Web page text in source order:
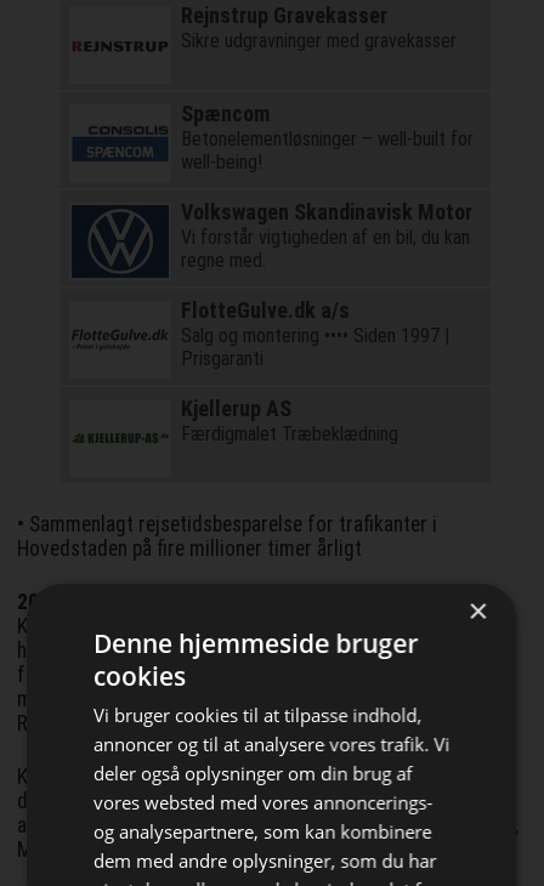
Bliv opdateret hver dag
Rejnstrup Gravekasser
Sikre udgravninger med gravekasser
Spæncom
Betonelementløsninger – well-built for
well-being!
Volkswagen Skandinavisk Motor
Vi forstår vigtigheden af en bil, du kan
regne med.
FlotteGulve.dk a/s
Salg og montering •••• Siden 1997 |
Prisgaranti
Kjellerup AS
Færdigmalet Træbeklædning
• Sammenlagt rejsetidsbesparelse for trafikanter i
Hovedstaden på fire millioner timer årligt
20 års kamp
Københavnertunnelgruppen blev dannet i 2005 og siden da
har vi arbejdet for en østlig ringvej, der på én gang øger
fremkommeligheden, mindsker trængslen i byen og
muliggør byudvikling i blandt andet Østhavnen, på
Refshaleøen og Lynetteholm.
Københavnertunnelgruppen er en bred interesseforening,
der rummer store organisationer på både lønmodtager- og
arbejdsgiversiden: Danske Byggefag, Dansk Erhverv, DTL, DI,
Metal, FH Hovedstaden, 3F Transportgruppen.
×
Denne hjemmeside bruger
cookies
Vi bruger cookies til at tilpasse indhold,
annoncer og til at analysere vores trafik. Vi
deler også oplysninger om din brug af
vores websted med vores annoncerings-
og analysepartnere, som kan kombinere
dem med andre oplysninger, som du har